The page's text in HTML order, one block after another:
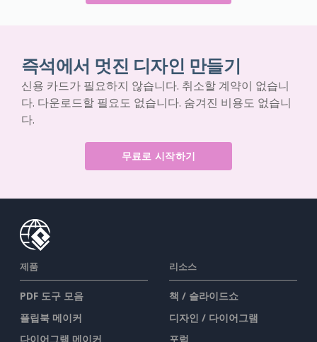
즉석에서 멋진 디자인 만들기
신용 카드가 필요하지 않습니다. 취소할 계약이 없습니
다. 다운로드할 필요도 없습니다. 숨겨진 비용도 없습니
다.
무료로 시작하기
제품
PDF 도구 모음
플립북 메이커
다이어그램 메이커
리소스
책 / 슬라이드쇼
디자인 / 다이어그램
포럼